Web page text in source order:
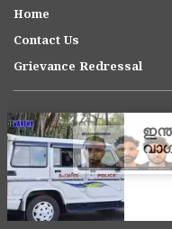
Home
Contact Us
Grievance Redressal
Copyright ©